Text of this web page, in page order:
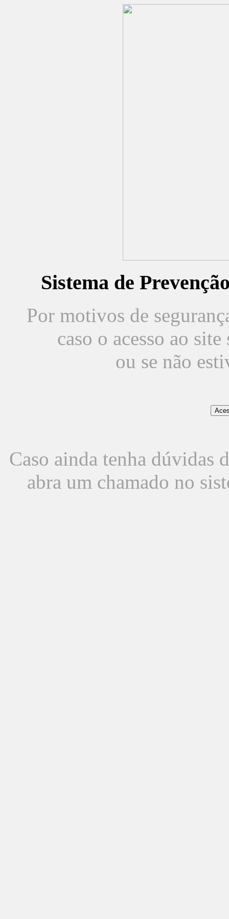
Sistema de
Por motivos de
caso o acesso ao
ou se não
Caso ainda tenha dúvidas
abra um chamado no